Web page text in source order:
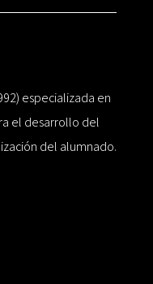
especializada en
el desarrollo del
del alumnado.